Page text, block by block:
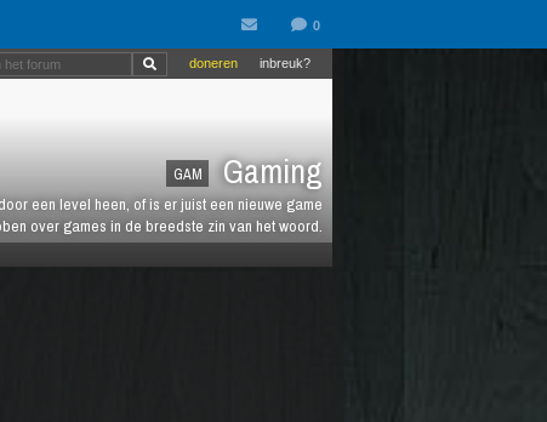
GAM Gaming
een level heen, of is er juist een nieuwe game
over games in de breedste zin van het woord.
inbreuk?
doneren